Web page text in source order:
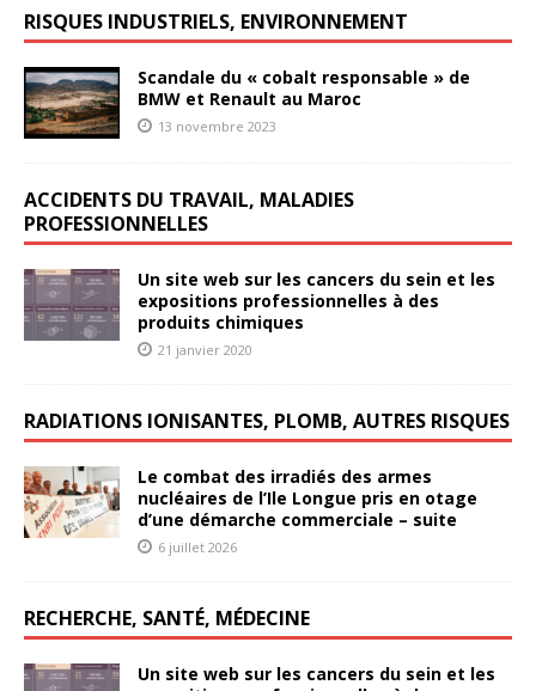
RISQUES INDUSTRIELS, ENVIRONNEMENT
Scandale du « cobalt responsable » de
BMW et Renault au Maroc
13 novembre 2023
ACCIDENTS DU TRAVAIL, MALADIES
PROFESSIONNELLES
Un site web sur les cancers du sein et les
expositions professionnelles à des
produits chimiques
21 janvier 2020
RADIATIONS IONISANTES, PLOMB, AUTRES RISQUES
Le combat des irradiés des armes
nucléaires de l’Ile Longue pris en otage
d’une démarche commerciale – suite
6 juillet 2026
RECHERCHE, SANTÉ, MÉDECINE
Un site web sur les cancers du sein et les